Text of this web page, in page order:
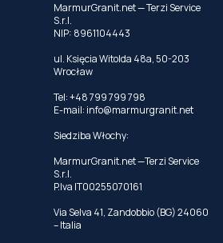
MarmurGranit.net — Terzi Service
S.r.l.
NIP: 8961104443
ul. Księcia Witolda 48a, 50-203
Wrocław
Tel: +48 799 799 798
E-mail: info@marmurgranit.net
Siedziba Włochy:
MarmurGranit.net —Terzi Service
S.r.l.
P.Iva IT00255070161
Via Selva 41, Zandobbio (BG) 24060
– Italia